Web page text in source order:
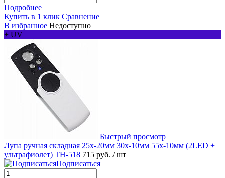
Подробнее
Купить в 1 клик Сравнение
В избранное Недоступно
+ UV
Быстрый просмотр
Лупа ручная складная 25x-20мм 30x-10мм 55x-10мм (2LED +
ультрафиолет) TH-518 715 руб. / шт
Подписаться